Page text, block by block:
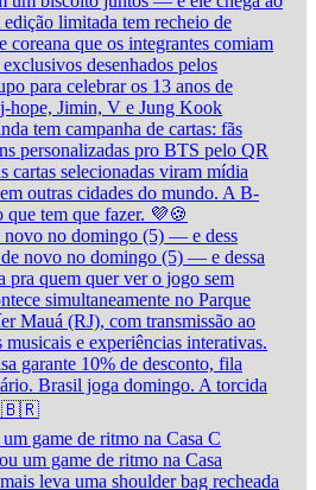
novo no domingo (5) — e dess
game de ritmo na Casa C